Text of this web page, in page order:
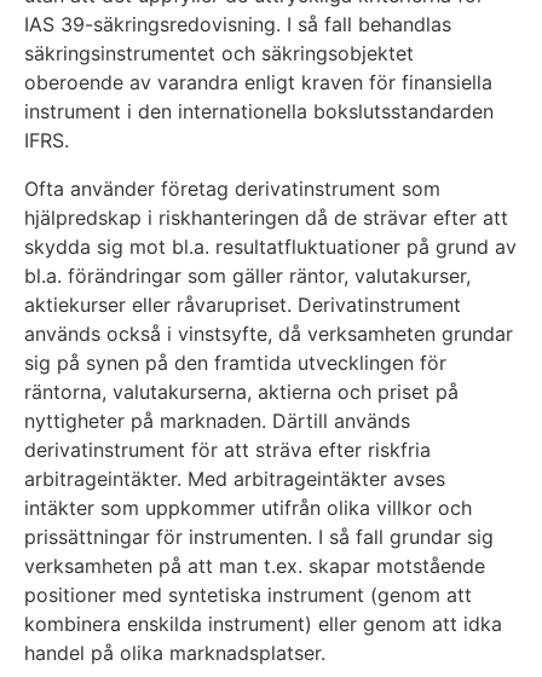
IAS 39-säkringsredovisning. I så fall behandlas
säkringsinstrumentet och säkringsobjektet
oberoende av varandra enligt kraven för finansiella
instrument i den internationella bokslutsstandarden
IFRS.
Ofta använder företag derivatinstrument som
hjälpredskap i riskhanteringen då de strävar efter att
skydda sig mot bl.a. resultatfluktuationer på grund av
bl.a. förändringar som gäller räntor, valutakurser,
aktiekurser eller råvarupriset. Derivatinstrument
används också i vinstsyfte, då verksamheten grundar
sig på synen på den framtida utvecklingen för
räntorna, valutakurserna, aktierna och priset på
nyttigheter på marknaden. Därtill används
derivatinstrument för att sträva efter riskfria
arbitrageintäkter. Med arbitrageintäkter avses
intäkter som uppkommer utifrån olika villkor och
prissättningar för instrumenten. I så fall grundar sig
verksamheten på att man t.ex. skapar motstående
positioner med syntetiska instrument (genom att
kombinera enskilda instrument) eller genom att idka
handel på olika marknadsplatser.